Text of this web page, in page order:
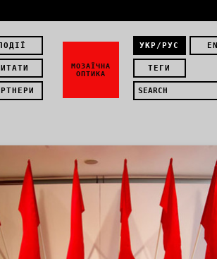
УКР/РУС
ТЕГИ
МОЗАЇЧНА
ОПТИКА